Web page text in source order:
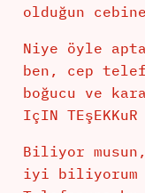
olduğun
Niye öyle
ben, cep
boğucu ve
IçIN TEşEKKuR
Biliyor
iyi biliyorum